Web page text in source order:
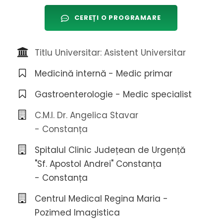
CEREȚI O PROGRAMARE
Titlu Universitar: Asistent Universitar
Medicină internă - Medic primar
Gastroenterologie - Medic specialist
C.M.I. Dr. Angelica Stavar
- Constanța
Spitalul Clinic Județean de Urgență
"Sf. Apostol Andrei" Constanța
- Constanța
Centrul Medical Regina Maria -
Pozimed Imagistica